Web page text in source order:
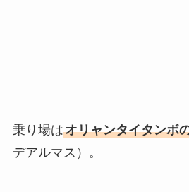
乗り場はオリャンタイタンボ
デアルマス）。